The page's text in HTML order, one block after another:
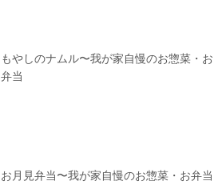
もやしのナムル〜我が家自慢のお惣菜・お
弁当
お月見弁当〜我が家自慢のお惣菜・お弁当